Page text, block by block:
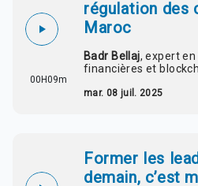
00H09m
régulation des
Maroc
Badr Bellaj, expert
financières et
mar. 08 juil. 2025
Former les
demain, c’est